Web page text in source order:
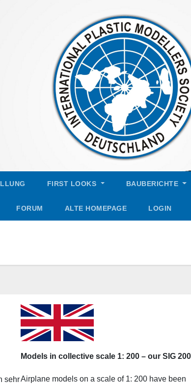
FIRST LOOKS BAUBERICHTE
FORUM ALTE HOMEPAGE LOGIN
sehr
Models in collective scale 1: 200 – our SIG 200
Airplane models on a scale of 1: 200 have been